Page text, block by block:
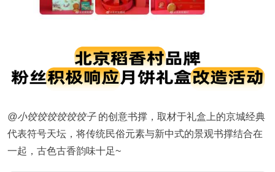
@小饺饺饺饺饺饺子 的创意书撑，取材于礼盒上的京城经典
代表符号天坛，将传统民俗元素与新中式的景观书撑结合在
一起，古色古香韵味十足~